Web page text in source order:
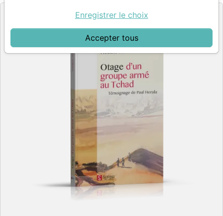
Accepter tous
Enregistrer le choix